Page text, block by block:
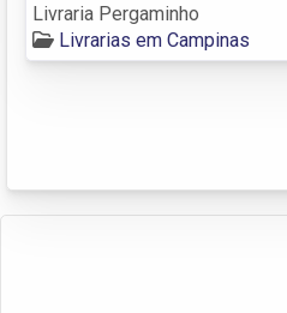
Livraria Pergaminho
Livrarias em Campinas